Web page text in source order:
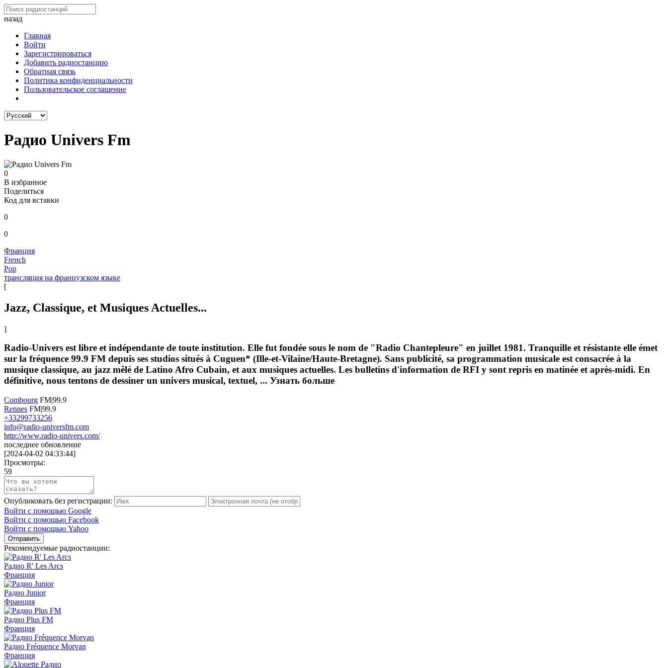
назад
Главная
Войти
Зарегистрироваться
Добавить радиостанцию
Обратная связь
Политика конфиденциальности
Пользовательское соглашение
Радио Univers Fm
0
В избранное
Поделиться
Код для вставки
0
0
Франция
French
Pop
трансляция на французском языке
[
Jazz, Classique, et Musiques Actuelles...
]
Radio-Univers est libre et indépendante de toute institution. Elle fut fondée sous le nom de "Radio Chantepleure" en juillet 1981. Tranquille et résistante elle émet
sur la fréquence 99.9 FM depuis ses studios situés à Cuguen* (Ille-et-Vilaine/Haute-Bretagne). Sans publicité, sa programmation musicale est consacrée à la
musique classique, au jazz mêlé de Latino Afro Cubain, et aux musiques actuelles. Les bulletins d'information de RFI y sont repris en matinée et après-midi. En
définitive, nous tentons de dessiner un univers musical, textuel, ... Узнать больше
Combourg FM|99.9
Rennes FM|99.9
+33299733256
info@radio-universfm.com
http://www.radio-univers.com/
последнее обновление
[2024-04-02 04:33:44]
Просмотры:
59
Опубликовать без регистрации:
Войти с помощью Google
Войти с помощью Facebook
Войти с помощью Yahoo
Отправить
Рекомендуемые радиостанции:
Радио R' Les Arcs
Франция
Радио Junior
Франция
Радио Plus FM
Франция
Радио Fréquence Morvan
Франция